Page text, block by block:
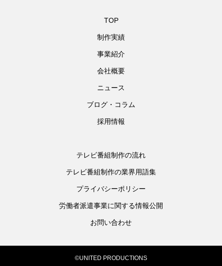
TOP
制作実績
事業紹介
会社概要
ニュース
ブログ・コラム
採用情報
テレビ番組制作の流れ
テレビ番組制作の業界用語集
プライバシーポリシー
労働者派遣事業に関する情報公開
お問い合わせ
©UNITED PRODUCTIONS